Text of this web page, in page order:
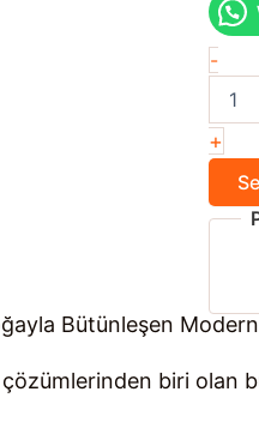
-35
m²
Tek
Katlı
+
Bütünleşen Modern
çözümlerinden biri olan